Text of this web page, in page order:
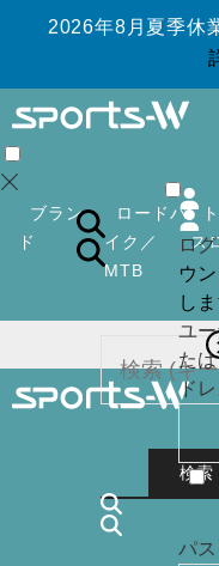
2026年8月夏季休
ブラン
ド
ロードバ
イク／
MTB
ス
検索
ロ
ウ
し
ユ
た
ドレ
パ